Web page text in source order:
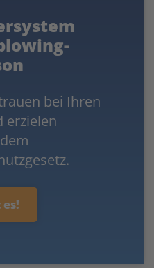
bei Ihren
erzielen